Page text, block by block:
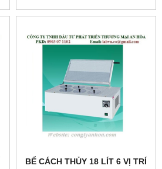
BỂ CÁCH THỦY 18 LÍT 6 VỊ TRÍ